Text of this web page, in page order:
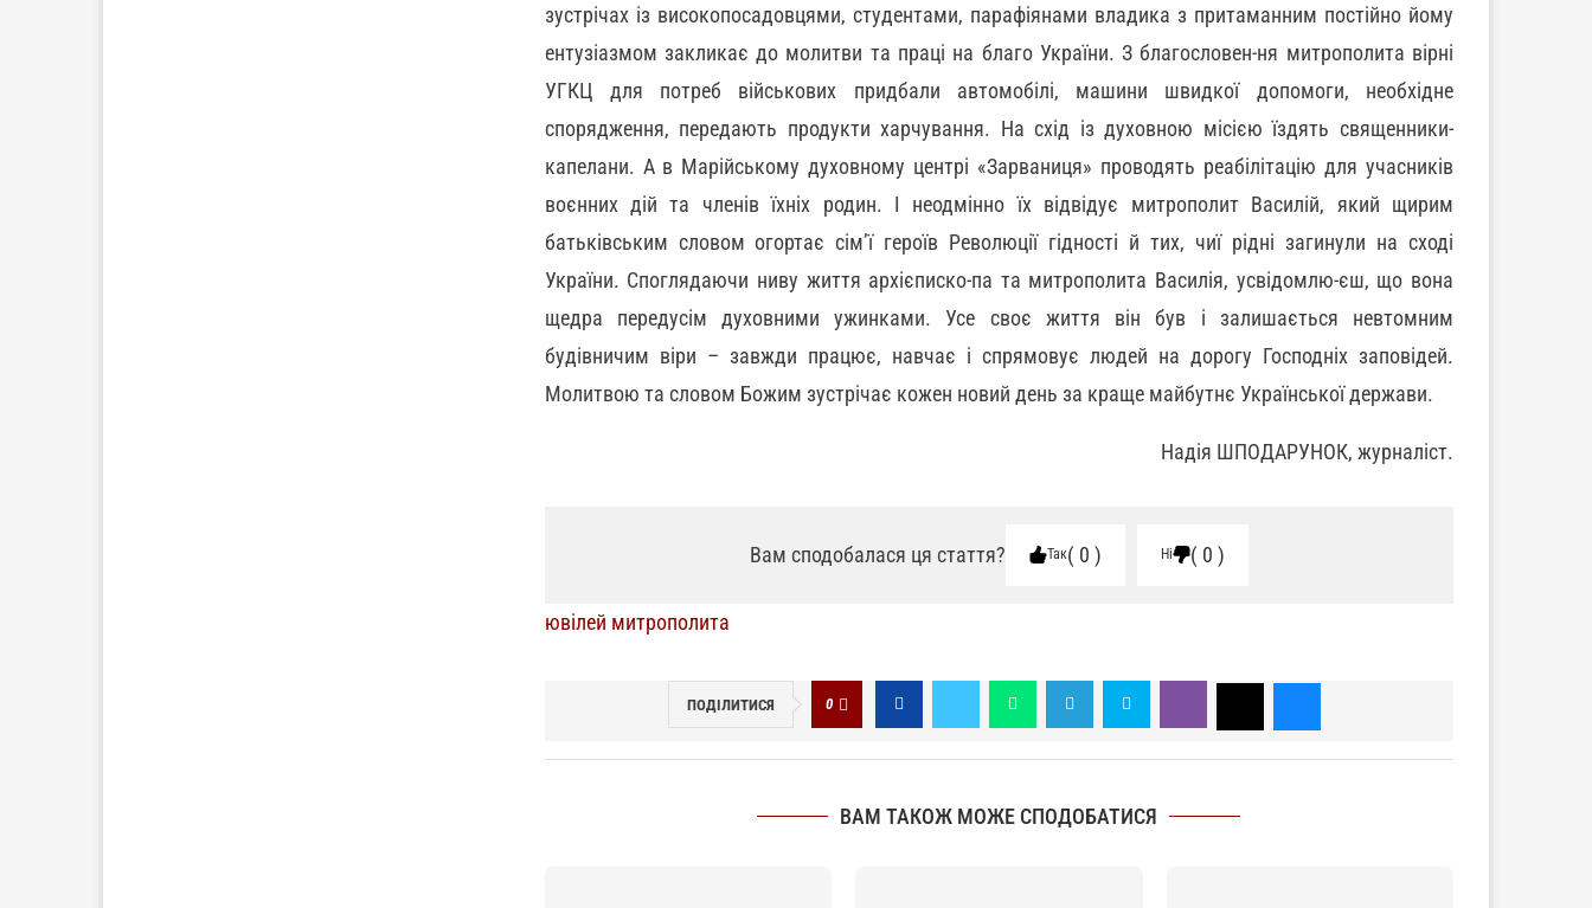
зустрічах із високопосадовцями, студентами, парафіянами владика з притаманним постійно йому
ентузіазмом закликає до молитви та праці на благо України. З благословен-ня митрополита вірні
УГКЦ для потреб військових придбали автомобілі, машини швидкої допомоги, необхідне
спорядження, передають продукти харчування. На схід із духовною місією їздять священники-
капелани. А в Марійському духовному центрі «Зарваниця» проводять реабілітацію для учасників
воєнних дій та членів їхніх родин. І неодмінно їх відвідує митрополит Василій, який щирим
батьківським словом огортає сім’ї героїв Революції гідності й тих, чиї рідні загинули на сході
України. Споглядаючи ниву життя архієписко-па та митрополита Василія, усвідомлю-єш, що вона
щедра передусім духовними ужинками. Усе своє життя він був і залишається невтомним
будівничим віри – завжди працює, навчає і спрямовує людей на дорогу Господніх заповідей.
Молитвою та словом Божим зустрічає кожен новий день за краще майбутнє Української держави.
Надія ШПОДАРУНОК, журналіст.
Вам сподобалася ця стаття? Так 0 Ні 0
ювілей митрополита
ПОДІЛИТИСЯ 0
ВАМ ТАКОЖ МОЖЕ СПОДОБАТИСЯ